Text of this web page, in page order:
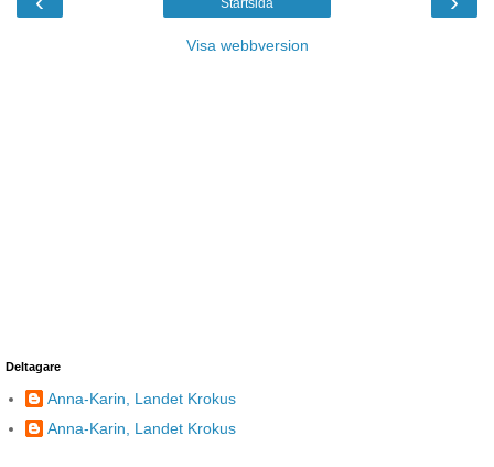
Startsida
Visa webbversion
Deltagare
Anna-Karin, Landet Krokus
Anna-Karin, Landet Krokus